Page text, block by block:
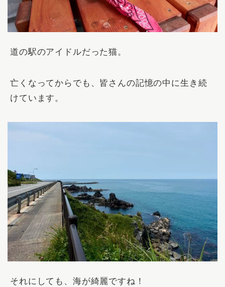
道の駅のアイドルだった猫。
亡くなってからでも、皆さんの記憶の中に生き続
けています。
それにしても、海が綺麗ですね！